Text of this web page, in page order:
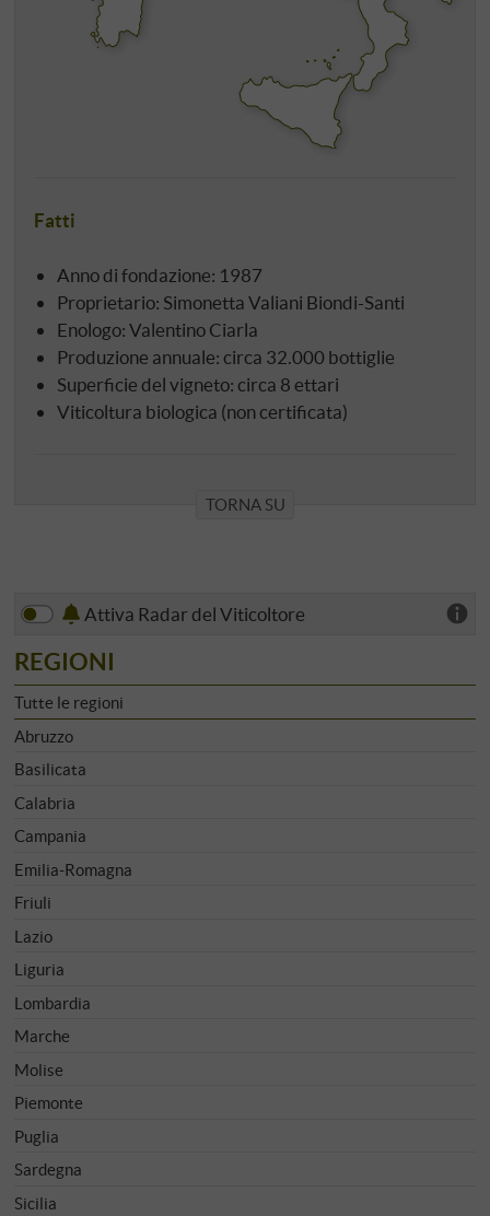
Fatti
Anno di fondazione: 1987
Proprietario: Simonetta Valiani Biondi-Santi
Enologo: Valentino Ciarla
Produzione annuale: circa 32.000 bottiglie
Superficie del vigneto: circa 8 ettari
Viticoltura biologica (non certificata)
TORNA SU
Attiva Radar del Viticoltore
REGIONI
Tutte le regioni
Abruzzo
Basilicata
Calabria
Campania
Emilia-Romagna
Friuli
Lazio
Liguria
Lombardia
Marche
Molise
Piemonte
Puglia
Sardegna
Sicilia